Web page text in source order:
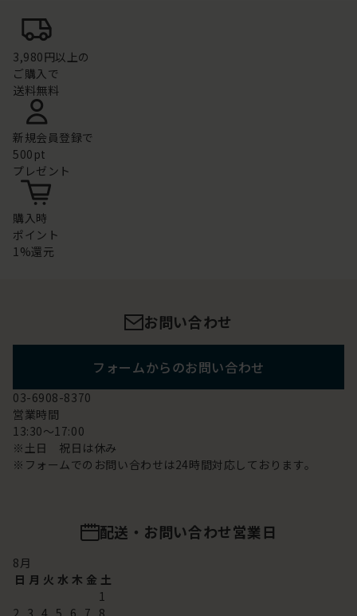
3,980円以上の
ご購入で
送料無料
新規会員登録で
500pt
プレゼント
購入時
ポイント
1%還元
お問い合わせ
フォームからのお問い合わせ
03-6908-8370
営業時間
13:30～17:00
※土日 祝日は休み
※フォームでのお問い合わせは24時間対応しております。
配送・お問い合わせ営業日
8月
日 月 火 水 木 金 土
1